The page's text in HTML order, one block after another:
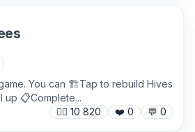
You can 🏗Tap to rebuild Hives
up 📋Complete...
🙍‍♂️ 10 820 ❤️ 0 💬 0